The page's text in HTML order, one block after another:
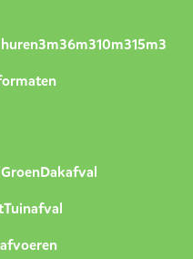
3m36m310m315m3
GroenDakafval
Tuinafval